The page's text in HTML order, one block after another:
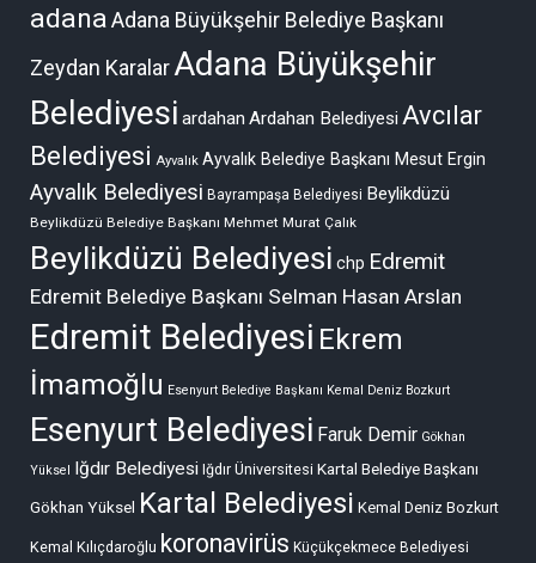
adanaAdana Büyükşehir Belediye Başkanı
Zeydan KaralarAdana Büyükşehir
Belediyesi ardahan Ardahan Belediyesi Avcılar
Belediyesi Ayvalık Ayvalık Belediye Başkanı Mesut Ergin
Ayvalık Belediyesi Bayrampaşa Belediyesi Beylikdüzü
Beylikdüzü Belediye Başkanı Mehmet Murat Çalık
Beylikdüzü Belediyesi chp Edremit
Edremit Belediye Başkanı Selman Hasan Arslan
Edremit Belediyesi Ekrem
İmamoğlu Esenyurt Belediye Başkanı Kemal Deniz Bozkurt
Esenyurt Belediyesi Faruk Demir Gökhan
Yüksel Iğdır Belediyesi Iğdır Üniversitesi Kartal Belediye Başkanı
Gökhan Yüksel Kartal Belediyesi Kemal Deniz Bozkurt
Kemal Kılıçdaroğlu koronavirüs Küçükçekmece Belediyesi